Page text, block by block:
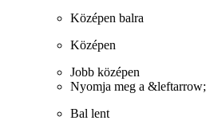
Középen balra
Középen
Jobb középen
Nyomja meg a &leftarrow;
Bal lent